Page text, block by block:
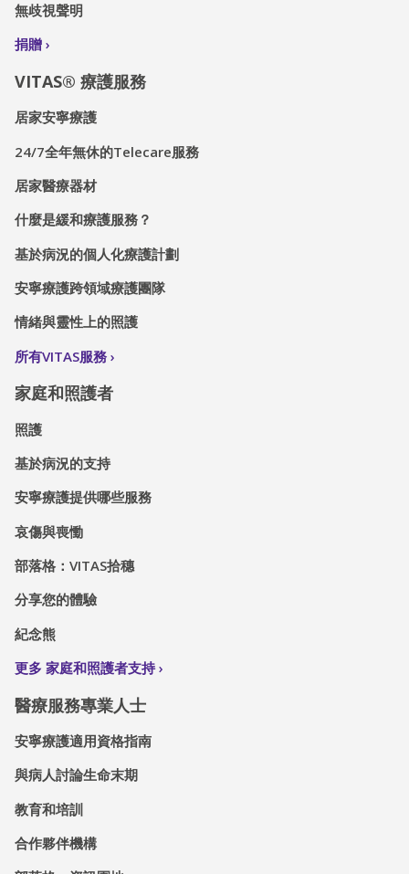
無歧視聲明
捐贈
VITAS® 療護服務
居家安寧療護
24/7全年無休的Telecare服務
居家醫療器材
什麼是緩和療護服務？
基於病況的個人化療護計劃
安寧療護跨領域療護團隊
情緒與靈性上的照護
所有VITAS服務
家庭和照護者
照護
基於病況的支持
安寧療護提供哪些服務
哀傷與喪慟
部落格：VITAS拾穗
分享您的體驗
紀念熊
更多 家庭和照護者支持
醫療服務專業人士
安寧療護適用資格指南
與病人討論生命末期
教育和培訓
合作夥伴機構